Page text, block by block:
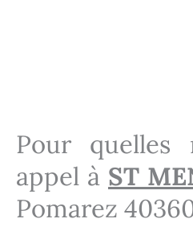
Pour quelles
appel à ST
Pomarez